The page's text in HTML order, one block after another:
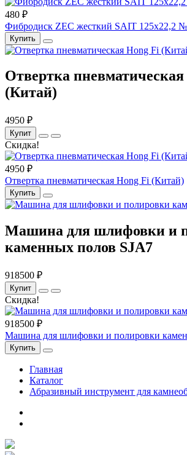
480 ₽
Фибродиск ZEC жесткий SAIT 125х22,2
Купить
Отвертка
(Китай)
4950 ₽
Купит
Скидка!
4950 ₽
Отвертка пневматическая Hong Fi (Китай)
Купить
Машина для шлифовки и
каменных полов SJA7
918500 ₽
Купит
Скидка!
918500 ₽
Машина для шлифовки и полировки
Купить
Главная
Каталог
Абразивный инструмент для